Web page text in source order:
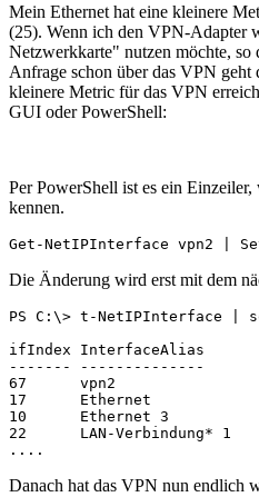
Mein Ethernet hat eine kleinere
(25). Wenn ich den VPN-Adapter
Netzwerkkarte" nutzen möchte, so
Anfrage schon über das VPN geht
kleinere Metric für das VPN
GUI oder PowerShell:
Per PowerShell ist es ein
kennen.
Get-NetIPInterface vpn2 |
Die Änderung wird erst mit dem
PS C:\> t-NetIPInterface |
ifIndex InterfaceAlias
------- --------------
67      vpn2
17      Ethernet
10      Ethernet 3
22      LAN-Verbindung*
....
Danach hat das VPN nun endlich